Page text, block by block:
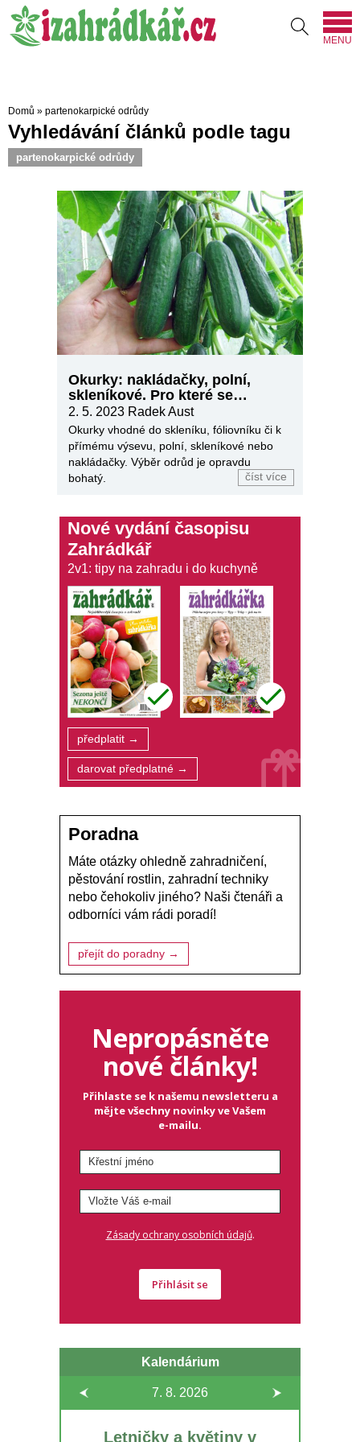
MENU
Domů » partenokarpické odrůdy
Vyhledávání článků podle tagu
partenokarpické odrůdy
Okurky: nakládačky, polní,
skleníkové. Pro které se
rozhodnout?
2. 5. 2023 Radek Aust
Okurky vhodné do skleníku, fóliovníku či k
přímému výsevu, polní, skleníkové nebo
nakládačky. Výběr odrůd je opravdu
bohatý.
číst více
Nové vydání časopisu
Zahrádkář
2v1: tipy na zahradu i do kuchyně
předplatit →
darovat předplatné →
Poradna
Máte otázky ohledně zahradničení,
pěstování rostlin, zahradní techniky
nebo čehokoliv jiného? Naši čtenáři a
odborníci vám rádi poradí!
přejít do poradny →
Nepropásněte
nové články!
Přihlaste se k našemu newsletteru a
mějte všechny novinky ve Vašem
e-mailu.
Zásady ochrany osobních údajů.
Přihlásit se
Kalendárium
7. 8. 2026
Letničky a květiny v